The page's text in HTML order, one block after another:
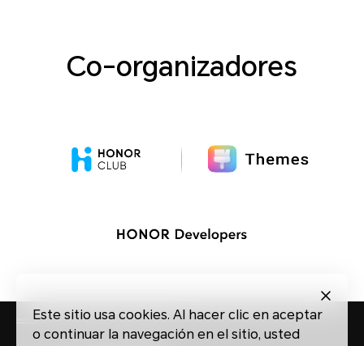
Co-organizadores
Declaración de privacidad Bases del concurso Sobre las cookies
Este sitio usa cookies. Al hacer clic en aceptar
o continuar la navegación en el sitio, usted